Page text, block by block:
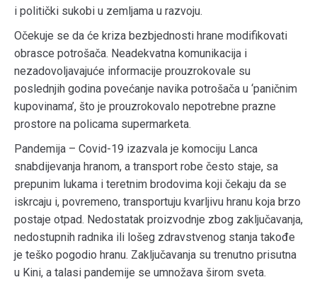
i politički sukobi u zemljama u razvoju.
Očekuje se da će kriza bezbjednosti hrane modifikovati
obrasce potrošača. Neadekvatna komunikacija i
nezadovoljavajuće informacije prouzrokovale su
poslednjih godina povećanje navika potrošača u ‘paničnim
kupovinama’, što je prouzrokovalo nepotrebne prazne
prostore na policama supermarketa.
Pandemija – Covid-19 izazvala je komociju Lanca
snabdijevanja hranom, a transport robe često staje, sa
prepunim lukama i teretnim brodovima koji čekaju da se
iskrcaju i, povremeno, transportuju kvarljivu hranu koja brzo
postaje otpad. Nedostatak proizvodnje zbog zaključavanja,
nedostupnih radnika ili lošeg zdravstvenog stanja takođe
je teško pogodio hranu. Zaključavanja su trenutno prisutna
u Kini, a talasi pandemije se umnožava širom sveta.